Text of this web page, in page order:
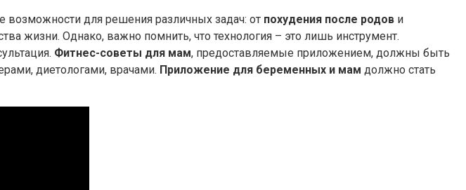
для решения различных задач: от похудения после родов и
жизни. Однако, важно помнить, что технология – это лишь инструмент.
Фитнес-советы для мам, предоставляемые приложением, должны быть
диетологами, врачами. Приложение для беременных и мам должно стать